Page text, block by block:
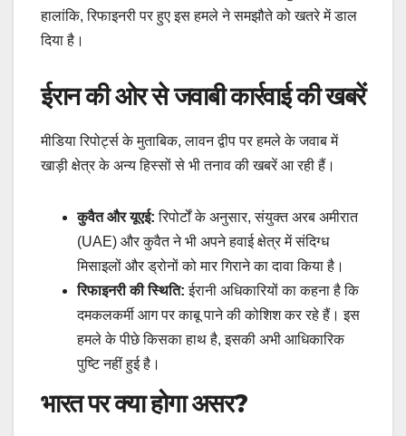
हालांकि, रिफाइनरी पर हुए इस हमले ने समझौते को खतरे में डाल
दिया है।
ईरान की ओर से जवाबी कार्रवाई की खबरें
​मीडिया रिपोर्ट्स के मुताबिक, लावन द्वीप पर हमले के जवाब में
खाड़ी क्षेत्र के अन्य हिस्सों से भी तनाव की खबरें आ रही हैं।
कुवैत और यूएई: रिपोर्टों के अनुसार, संयुक्त अरब अमीरात
(UAE) और कुवैत ने भी अपने हवाई क्षेत्र में संदिग्ध
मिसाइलों और ड्रोनों को मार गिराने का दावा किया है।
रिफाइनरी की स्थिति: ईरानी अधिकारियों का कहना है कि
दमकलकर्मी आग पर काबू पाने की कोशिश कर रहे हैं। इस
हमले के पीछे किसका हाथ है, इसकी अभी आधिकारिक
पुष्टि नहीं हुई है।
भारत पर क्या होगा असर?